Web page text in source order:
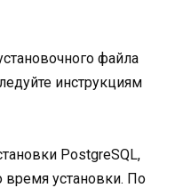
файла
инструкциям
PostgreSQL,
установки. По